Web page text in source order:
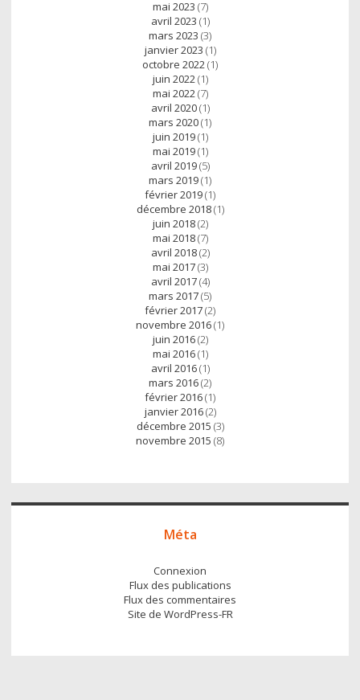
mai 2023 (7)
avril 2023 (1)
mars 2023 (3)
janvier 2023 (1)
octobre 2022(1)
juin 2022(1)
mai 2022(7)
avril 2020(1)
mars 2020(1)
juin 2019(1)
mai 2019(1)
avril 2019(5)
mars 2019(1)
février 2019(1)
décembre 2018(1)
juin 2018(2)
mai 2018(7)
avril 2018(2)
mai 2017(3)
avril 2017(4)
mars 2017(5)
février 2017(2)
novembre 2016(1)
juin 2016(2)
mai 2016(1)
avril 2016(1)
mars 2016(2)
février 2016(1)
janvier 2016(2)
décembre 2015 (3)
novembre 2015 (8)
Méta
Connexion
Flux des publications
Flux des commentaires
Site de WordPress-FR